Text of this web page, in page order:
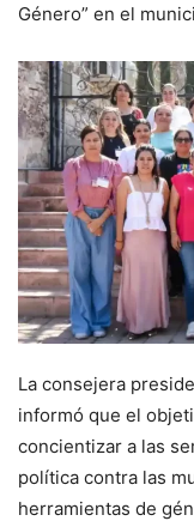
Género” en el
La consejera
informó que el
concientizar a las
política contra las
herramientas de